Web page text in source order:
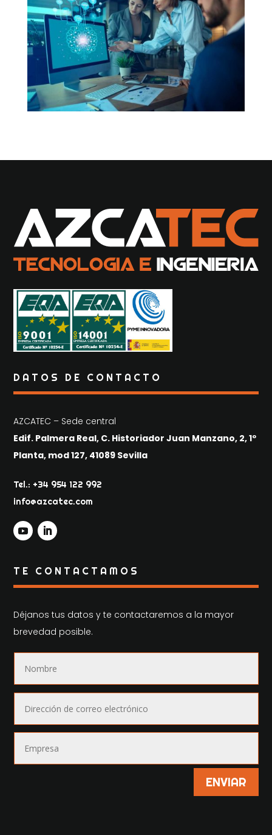
DATOS DE CONTACTO
AZCATEC – Sede central
Edif. Palmera Real, C. Historiador Juan Manzano, 2, 1º
Planta, mod 127, 41089 Sevilla
Tel.: +34 954 122 992
info@azcatec.com
TE CONTACTAMOS
Déjanos tus datos y te contactaremos a la mayor
brevedad posible.
ENVIAR